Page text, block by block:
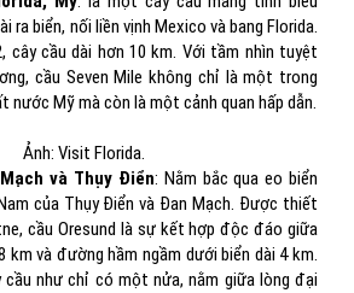
ra biển, nối liền vịnh Mexico và bang Florida.
cây cầu dài hơn 10 km. Với tầm nhìn tuyệt
cầu Seven Mile không chỉ là một trong
nước Mỹ mà còn là một cảnh quan hấp dẫn.
Ảnh: Visit Florida.
và Thụy Điển: Nằm bắc qua eo biển
của Thụy Điển và Đan Mạch. Được thiết
cầu Oresund là sự kết hợp độc đáo giữa
km và đường hầm ngầm dưới biển dài 4 km.
như chỉ có một nửa, nằm giữa lòng đại